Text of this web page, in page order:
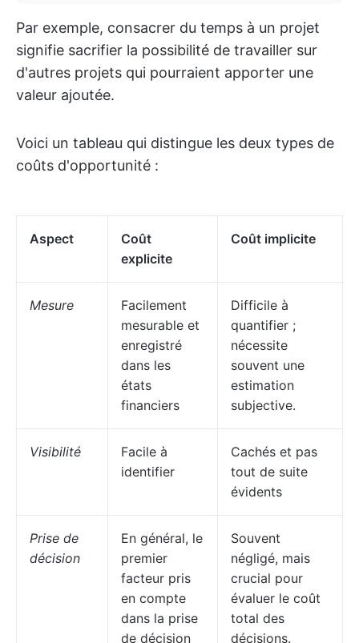
Par exemple, consacrer du temps à un projet
signifie sacrifier la possibilité de travailler sur
d'autres projets qui pourraient apporter une
valeur ajoutée.
Voici un tableau qui distingue les deux types de
coûts d'opportunité :
Aspect
Coût
explicite
Coût implicite
Mesure
Facilement
mesurable et
enregistré
dans les
états
financiers
Difficile à
quantifier ;
nécessite
souvent une
estimation
subjective.
Visibilité
Facile à
identifier
Cachés et pas
tout de suite
évidents
Prise de
décision
En général, le
premier
facteur pris
en compte
dans la prise
de décision
Souvent
négligé, mais
crucial pour
évaluer le coût
total des
décisions.